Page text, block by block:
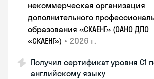
некоммерческая организация
дополнительного
образования «СКАЕНГ» (ОАНО ДПО
«СКАЕНГ») • 2026 г.
Получил сертификат уровня С1
английскому языку